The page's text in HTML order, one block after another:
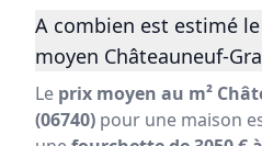
A combien est estimé
moyen Châteauneuf-
Le prix moyen au m²
(06740) pour une maison